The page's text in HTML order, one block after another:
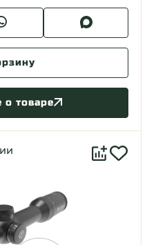
о товаре